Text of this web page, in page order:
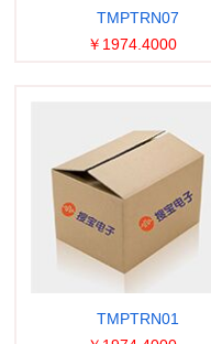
TMPTRN07
￥1974.4000
TMPTRN01